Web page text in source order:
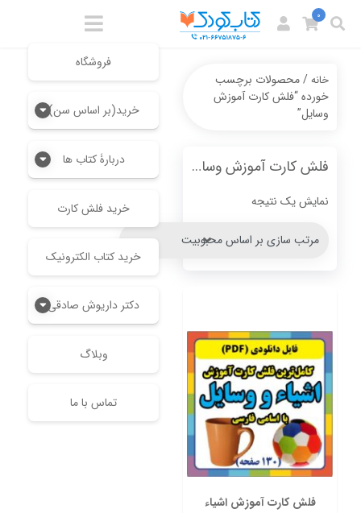
فروشگاه
خرید(بر اساس سن)
دربارۀ کتاب ها
خرید فلش کارت
خرید کتاب الکترونیک
دکتر داریوش صادقی
وبلاگ
تماس با ما
0
خانه/ محصولات برچسب
خورده “فلش کارت آموزش
وسایل”
فلش کارت آموزش وسایل
نمایش یک نتیجه
فلش کارت آموزش اشیاء